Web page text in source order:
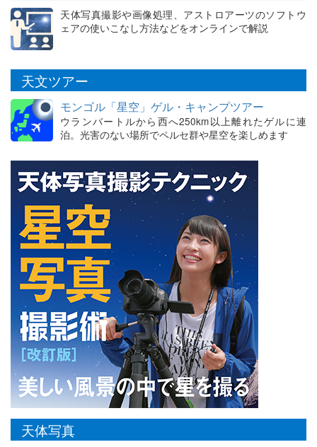
天体写真撮影や画像処理、アストロアーツのソフトウ
ェアの使いこなし方法などをオンラインで解説
天文ツアー
モンゴル「星空」ゲル・キャンプツアー
ウランバートルから西へ250km以上離れたゲルに連
泊。光害のない場所でペルセ群や星空を楽しめます
天体写真